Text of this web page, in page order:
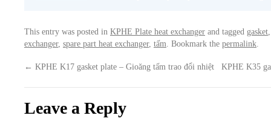
This entry was posted in KPHE Plate heat exchanger and tagged gasket
exchanger, spare part heat exchanger, tấm . Bookmark the permalink
← KPHE K17 gasket plate – Gioăng tấm trao đổi nhiệt KPHE K35
Leave a Reply